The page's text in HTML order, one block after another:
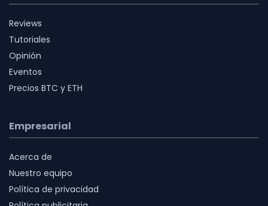
Reviews
Tutoriales
Opinión
Eventos
Precios BTC y ETH
Empresarial
Acerca de
Nuestro equipo
Política de privacidad